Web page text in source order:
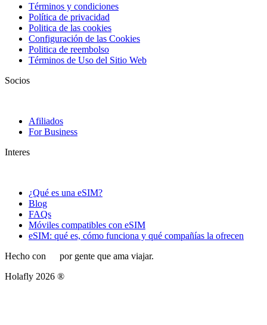
Términos y condiciones
Política de privacidad
Politica de las cookies
Configuración de las Cookies
Politica de reembolso
Términos de Uso del Sitio Web
Socios
Afiliados
For Business
Interes
¿Qué es una eSIM?
Blog
FAQs
Móviles compatibles con eSIM
eSIM: qué es, cómo funciona y qué compañías la ofrecen
Hecho con
por gente que ama viajar.
Holafly 2026 ®